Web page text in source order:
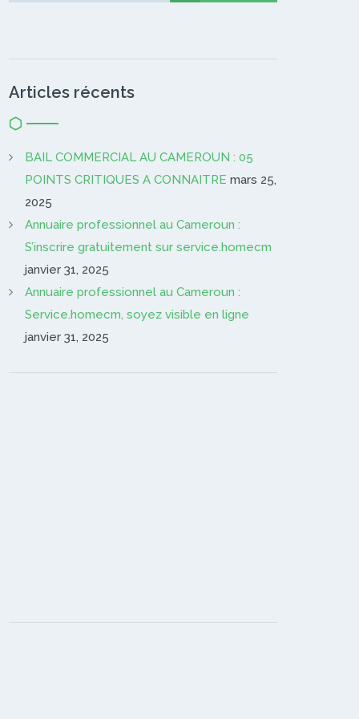
Articles récents
BAIL COMMERCIAL AU CAMEROUN : 05
POINTS CRITIQUES A CONNAITRE mars 25,
2025
Annuaire professionnel au Cameroun :
S’inscrire gratuitement sur service.homecm
janvier 31, 2025
Annuaire professionnel au Cameroun :
Service.homecm, soyez visible en ligne
janvier 31, 2025